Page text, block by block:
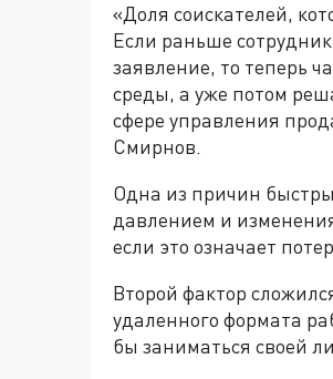
«Доля соискателей,
Если раньше
заявление, то теперь
среды, а уже потом
сфере управления
Смирнов.
Одна из причин
давлением и
если это означает
Второй фактор
удаленного формата
бы заниматься своей